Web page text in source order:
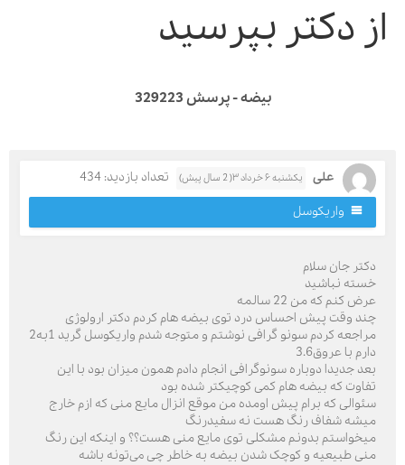
دکتر بپرسید
بیضه - پرسش 329223
علی یکشنبه ۶ خرداد ۳( 2 سال پیش)
تعداد بازدید: 434
واریکوسل
جان سلام
نباشید
کنم که من 22 سالمه
وقت پیش احساس درد توی بیضه هام کردم دکتر ارولوژی
مراجعه کردم سونو گرافی نوشتم و متوجه شدم واریکوسل گرید 1به2
با عروق3.6
جدیدا دوباره سونوگرافی انجام دادم همون میزان بود با این
که بیضه هام کمی کوچیکتر شده بود
که برام پیش اومده من موقع انزال مایع منی که ازم خارج
شفاف رنگ هست نه سفیدرنگ
بدونم مشکلی توی مایع منی هست؟؟ و اینکه این رنگ
طبیعیه و کوچک شدن بیضه به خاطر چی می‌تونه باشه